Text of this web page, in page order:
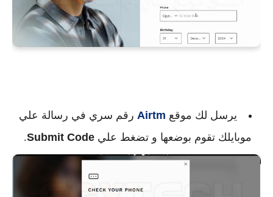
يرسل لك موقع Airtm رقم سري في رسالة علي
موبايلك تقوم بوضعها و تضغط علي Submit Code
.